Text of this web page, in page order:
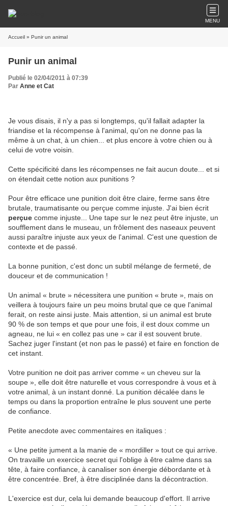
MENU
Accueil » Punir un animal
Punir un animal
Publié le 02/04/2011 à 07:39
Par Anne et Cat
Je vous disais, il n'y a pas si longtemps, qu'il fallait adapter la
friandise et la récompense à l'animal, qu'on ne donne pas la
même à un chat, à un chien... et plus encore à votre chien ou à
celui de votre voisin.
Cette spécificité dans les récompenses ne fait aucun doute... et si
on étendait cette notion aux punitions ?
Pour être efficace une punition doit être claire, ferme sans être
brutale, traumatisante ou perçue comme injuste. J'ai bien écrit
perçue comme injuste... Une tape sur le nez peut être injuste, un
soufflement dans le museau, un frôlement des naseaux peuvent
aussi paraître injuste aux yeux de l'animal. C'est une question de
contexte et de passé.
La bonne punition, c'est donc un subtil mélange de fermeté, de
douceur et de communication !
Un animal « brute » nécessitera une punition « brute », mais on
veillera à toujours faire un peu moins brutal que ce que l'animal
ferait, on reste ainsi juste. Mais attention, si un animal est brute
90 % de son temps et que pour une fois, il est doux comme un
agneau, ne lui « en collez pas une » car il est souvent brute.
Sachez juger l'instant (et non pas le passé) et faire en fonction de
cet instant.
Votre punition ne doit pas arriver comme « un cheveu sur la
soupe », elle doit être naturelle et vous correspondre à vous et à
votre animal, à un instant donné. La punition décalée dans le
temps ou dans la proportion entraîne le plus souvent une perte
de confiance.
Petite anecdote avec commentaires en italiques :
« Une petite jument a la manie de « mordiller » tout ce qui arrive.
On travaille un exercice secret qui l'oblige à être calme dans sa
tête, à faire confiance, à canaliser son énergie débordante et à
être concentrée. Bref, à être disciplinée dans la décontraction.
L'exercice est dur, cela lui demande beaucoup d'effort. Il arrive